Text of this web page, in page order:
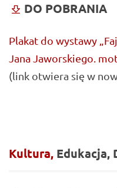
DO POBRANIA
Plakat do wystawy
Jana Jaworskiego.
(link otwiera się w
Kultura, Edukacja,